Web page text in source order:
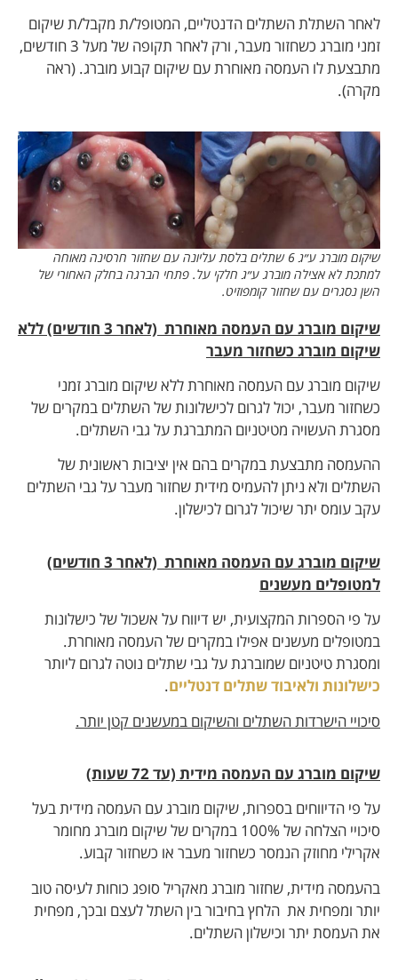
לאחר השתלת השתלים הדנטליים, המטופל/ת מקבל/ת שיקום
זמני מוברג כשחזור מעבר, ורק לאחר תקופה של מעל 3 חודשים,
מתבצעת לו העמסה מאוחרת עם שיקום קבוע מוברג. (ראה
מקרה).
שיקום מוברג ע״ג 6 שתלים בלסת עליונה עם שחזור חרסינה מאוחה
למתכת לא אצילה מוברג ע״ג חלקי על. פתחי הברגה בחלק האחורי של
השן נסגרים עם שחזור קומפוזיט.
שיקום מוברג עם העמסה מאוחרת (לאחר 3 חודשים) ללא
שיקום מוברג כשחזור מעבר
שיקום מוברג עם העמסה מאוחרת ללא שיקום מוברג זמני
כשחזור מעבר, יכול לגרום לכישלונות של השתלים במקרים של
מסגרת העשויה מטיטניום המתברגת על גבי השתלים.
ההעמסה מתבצעת במקרים בהם אין יציבות ראשונית של
השתלים ולא ניתן להעמיס מידית שחזור מעבר על גבי השתלים
עקב עומס יתר שיכול לגרום לכישלון.
שיקום מוברג עם העמסה מאוחרת (לאחר 3 חודשים)
למטופלים מעשנים
על פי הספרות המקצועית, יש דיווח על אשכול של כישלונות
במטופלים מעשנים אפילו במקרים של העמסה מאוחרת.
ומסגרת טיטניום שמוברגת על גבי שתלים נוטה לגרום ליותר
כישלונות ולאיבוד שתלים דנטליים.
סיכויי הישרדות השתלים והשיקום במעשנים קטן יותר.
שיקום מוברג עם העמסה מידית (עד 72 שעות)
על פי הדיווחים בספרות, שיקום מוברג עם העמסה מידית בעל
סיכויי הצלחה של 100% במקרים של שיקום מוברג מחומר
אקרילי מחוזק הנמסר כשחזור מעבר או כשחזור קבוע.
בהעמסה מידית, שחזור מוברג מאקריל סופג כוחות לעיסה טוב
יותר ומפחית את הלחץ בחיבור בין השתל לעצם ובכך, מפחית
את העמסת יתר וכישלון השתלים.